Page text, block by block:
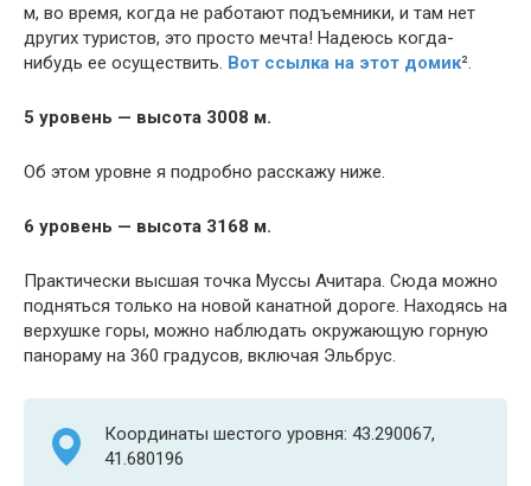
м, во время, когда не работают подъемники, и там нет
других туристов, это просто мечта! Надеюсь когда-
нибудь ее осуществить. Вот ссылка на этот домик².
5 уровень — высота 3008 м.
Об этом уровне я подробно расскажу ниже.
6 уровень — высота 3168 м.
Практически высшая точка Муссы Ачитара. Сюда можно
подняться только на новой канатной дороге. Находясь на
верхушке горы, можно наблюдать окружающую горную
панораму на 360 градусов, включая Эльбрус.
Координаты шестого уровня: 43.290067,
41.680196